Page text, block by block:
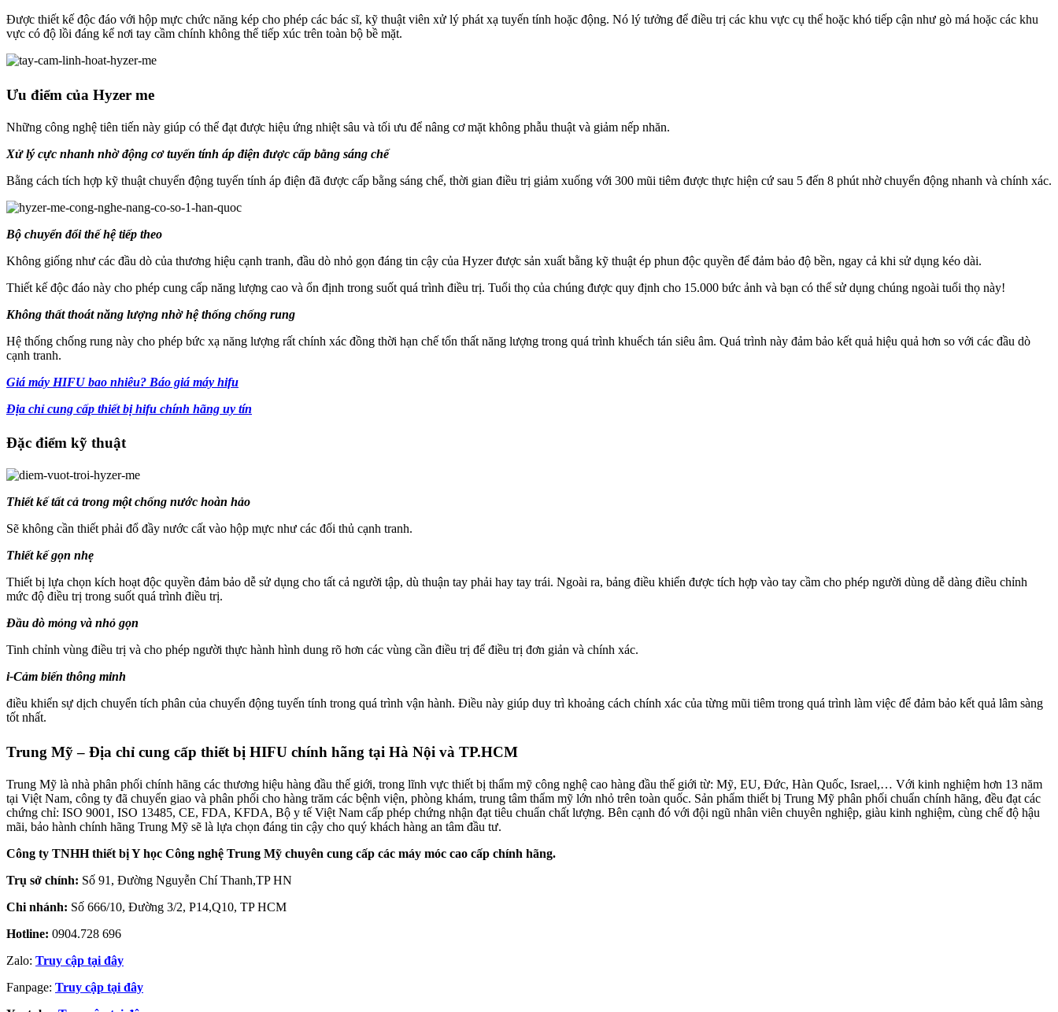
Được thiết kế độc đáo với hộp mực chức năng kép cho phép các bác sĩ, kỹ thuật viên xử lý phát xạ tuyến tính hoặc động. Nó lý tưởng để điều trị các khu vực cụ thể hoặc khó tiếp cận như gò má hoặc các khu
vực có độ lồi đáng kể nơi tay cầm chính không thể tiếp xúc trên toàn bộ bề mặt.
Ưu điểm của Hyzer me
Những công nghệ tiên tiến này giúp có thể đạt được hiệu ứng nhiệt sâu và tối ưu để nâng cơ mặt không phẫu thuật và giảm nếp nhăn.
Xử lý cực nhanh nhờ động cơ tuyến tính áp điện được cấp bằng sáng chế
Bằng cách tích hợp kỹ thuật chuyển động tuyến tính áp điện đã được cấp bằng sáng chế, thời gian điều trị giảm xuống với 300 mũi tiêm được thực hiện cứ sau 5 đến 8 phút nhờ chuyển động nhanh và chính xác.
Bộ chuyển đổi thế hệ tiếp theo
Không giống như các đầu dò của thương hiệu cạnh tranh, đầu dò nhỏ gọn đáng tin cậy của Hyzer được sản xuất bằng kỹ thuật ép phun độc quyền để đảm bảo độ bền, ngay cả khi sử dụng kéo dài.
Thiết kế độc đáo này cho phép cung cấp năng lượng cao và ổn định trong suốt quá trình điều trị. Tuổi thọ của chúng được quy định cho 15.000 bức ảnh và bạn có thể sử dụng chúng ngoài tuổi thọ này!
Không thất thoát năng lượng nhờ hệ thống chống rung
Hệ thống chống rung này cho phép bức xạ năng lượng rất chính xác đồng thời hạn chế tổn thất năng lượng trong quá trình khuếch tán siêu âm. Quá trình này đảm bảo kết quả hiệu quả hơn so với các đầu dò
cạnh tranh.
Giá máy HIFU bao nhiêu? Báo giá máy hifu
Địa chỉ cung cấp thiết bị hifu chính hãng uy tín
Đặc điểm kỹ thuật
Thiết kế tất cả trong một chống nước hoàn hảo
Sẽ không cần thiết phải đổ đầy nước cất vào hộp mực như các đối thủ cạnh tranh.
Thiết kế gọn nhẹ
Thiết bị lựa chọn kích hoạt độc quyền đảm bảo dễ sử dụng cho tất cả người tập, dù thuận tay phải hay tay trái. Ngoài ra, bảng điều khiển được tích hợp vào tay cầm cho phép người dùng dễ dàng điều chỉnh
mức độ điều trị trong suốt quá trình điều trị.
Đầu dò mỏng và nhỏ gọn
Tinh chỉnh vùng điều trị và cho phép người thực hành hình dung rõ hơn các vùng cần điều trị để điều trị đơn giản và chính xác.
i-Cảm biến thông minh
điều khiển sự dịch chuyển tích phân của chuyển động tuyến tính trong quá trình vận hành. Điều này giúp duy trì khoảng cách chính xác của từng mũi tiêm trong quá trình làm việc để đảm bảo kết quả lâm sàng
tốt nhất.
Trung Mỹ – Địa chỉ cung cấp thiết bị HIFU chính hãng tại Hà Nội và TP.HCM
Trung Mỹ là nhà phân phối chính hãng các thương hiệu hàng đầu thế giới, trong lĩnh vực thiết bị thẩm mỹ công nghệ cao hàng đầu thế giới từ: Mỹ, EU, Đức, Hàn Quốc, Israel,… Với kinh nghiệm hơn 13 năm
tại Việt Nam, công ty đã chuyển giao và phân phối cho hàng trăm các bệnh viện, phòng khám, trung tâm thẩm mỹ lớn nhỏ trên toàn quốc. Sản phẩm thiết bị Trung Mỹ phân phối chuẩn chính hãng, đều đạt các
chứng chỉ: ISO 9001, ISO 13485, CE, FDA, KFDA, Bộ y tế Việt Nam cấp phép chứng nhận đạt tiêu chuẩn chất lượng. Bên cạnh đó với đội ngũ nhân viên chuyên nghiệp, giàu kinh nghiệm, cùng chế độ hậu
mãi, bảo hành chính hãng Trung Mỹ sẽ là lựa chọn đáng tin cậy cho quý khách hàng an tâm đầu tư.
Công ty TNHH thiết bị Y học Công nghệ Trung Mỹ chuyên cung cấp các máy móc cao cấp chính hãng.
Trụ sở chính: Số 91, Đường Nguyễn Chí Thanh,TP HN
Chi nhánh: Số 666/10, Đường 3/2, P14,Q10, TP HCM
Hotline: 0904.728 696
Zalo: Truy cập tại đây
Fanpage: Truy cập tại đây